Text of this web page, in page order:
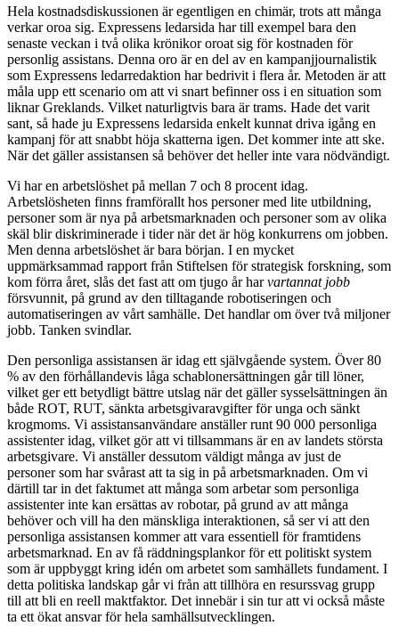
Hela kostnadsdiskussionen är egentligen en chimär, trots att många
verkar oroa sig. Expressens ledarsida har till exempel bara den
senaste veckan i två olika krönikor oroat sig för kostnaden för
personlig assistans. Denna oro är en del av en kampanjjournalistik
som Expressens ledarredaktion har bedrivit i flera år. Metoden är att
måla upp ett scenario om att vi snart befinner oss i en situation som
liknar Greklands. Vilket naturligtvis bara är trams. Hade det varit
sant, så hade ju Expressens ledarsida enkelt kunnat driva igång en
kampanj för att snabbt höja skatterna igen. Det kommer inte att ske.
När det gäller assistansen så behöver det heller inte vara nödvändigt.
Vi har en arbetslöshet på mellan 7 och 8 procent idag.
Arbetslösheten finns framförallt hos personer med lite utbildning,
personer som är nya på arbetsmarknaden och personer som av olika
skäl blir diskriminerade i tider när det är hög konkurrens om jobben.
Men denna arbetslöshet är bara början. I en mycket
uppmärksammad rapport från Stiftelsen för strategisk forskning, som
kom förra året, slås det fast att om tjugo år harvartannat jobb
försvunnit, på grund av den tilltagande robotiseringen och
automatiseringen av vårt samhälle. Det handlar om över två miljoner
jobb. Tanken svindlar.
Den personliga assistansen är idag ett självgående system. Över 80
% av den förhållandevis låga schablonersättningen går till löner,
vilket ger ett betydligt bättre utslag när det gäller sysselsättningen än
både ROT, RUT, sänkta arbetsgivaravgifter för unga och sänkt
krogmoms. Vi assistansanvändare anställer runt 90 000 personliga
assistenter idag, vilket gör att vi tillsammans är en av landets största
arbetsgivare. Vi anställer dessutom väldigt många av just de
personer som har svårast att ta sig in på arbetsmarknaden. Om vi
därtill tar in det faktumet att många som arbetar som personliga
assistenter inte kan ersättas av robotar, på grund av att många
behöver och vill ha den mänskliga interaktionen, så ser vi att den
personliga assistansen kommer att vara essentiell för framtidens
arbetsmarknad. En av få räddningsplankor för ett politiskt system
som är uppbyggt kring idén om arbetet som samhällets fundament. I
detta politiska landskap går vi från att tillhöra en resurssvag grupp
till att bli en reell maktfaktor. Det innebär i sin tur att vi också måste
ta ett ökat ansvar för hela samhällsutvecklingen.